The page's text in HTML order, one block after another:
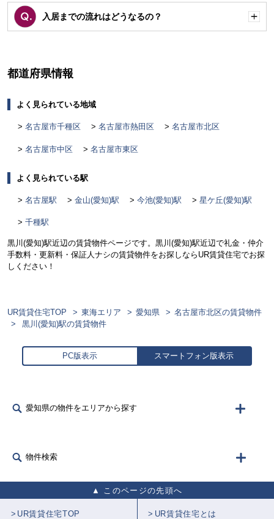
入居までの流れはどうなるの？
く
都道府県情報
よく見られている地域
名古屋市千種区 名古屋市熱田区 名古屋市北区
名古屋市中区 名古屋市東区
よく見られている駅
名古屋駅 金山(愛知)駅 今池(愛知)駅 星ケ丘(愛知)駅
千種駅
黒川(愛知)駅近辺の賃貸物件ページです。黒川(愛知)駅近辺で礼金・仲介
手数料・更新料・保証人ナシの賃貸物件をお探しならUR賃貸住宅でお探
しください！
UR賃貸住宅TOP 東海エリア 愛知県
名古屋市北区の賃貸物件
黒川(愛知)駅の賃貸物件
PC版表示 スマートフォン版表示
愛知県の物件をエリアから探す
物件検索
このページの先頭へ
UR賃貸住宅TOP UR賃貸住宅とは